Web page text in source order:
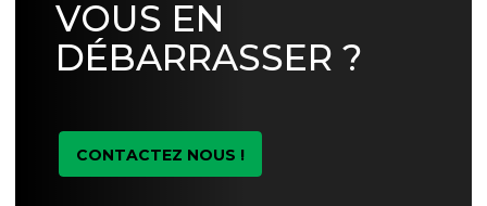
VOUS EN
DÉBARRASSER ?
CONTACTEZ NOUS !